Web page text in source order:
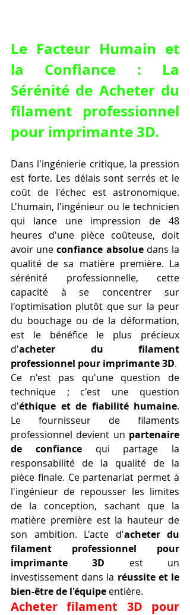
Le Facteur Humain et
la Confiance : La
Sérénité de Acheter du
filament professionnel
pour imprimante 3D.
Dans l'ingénierie critique, la pression
est forte. Les délais sont serrés et le
coût de l'échec est astronomique.
L'humain, l'ingénieur ou le technicien
qui lance une impression de 48
heures d'une pièce coûteuse, doit
avoir une confiance absolue dans la
qualité de sa matière première. La
sérénité professionnelle, cette
capacité à se concentrer sur
l'optimisation plutôt que sur la peur
du bouchage ou de la déformation,
est le bénéfice le plus précieux
d'acheter du filament
professionnel pour imprimante 3D.
Ce n'est pas qu'une question de
technique ; c'est une question
d'éthique et de fiabilité humaine.
Le fournisseur de filaments
professionnel devient un partenaire
de confiance qui partage la
responsabilité de la qualité de la
pièce finale. Ce partenariat permet à
l'ingénieur de repousser les limites
de la conception, sachant que la
matière première est la hauteur de
son ambition. L'acte d'acheter du
filament professionnel pour
imprimante 3D est un
investissement dans la réussite et le
bien-être de l'équipe entière.
Acheter filament 3D pour